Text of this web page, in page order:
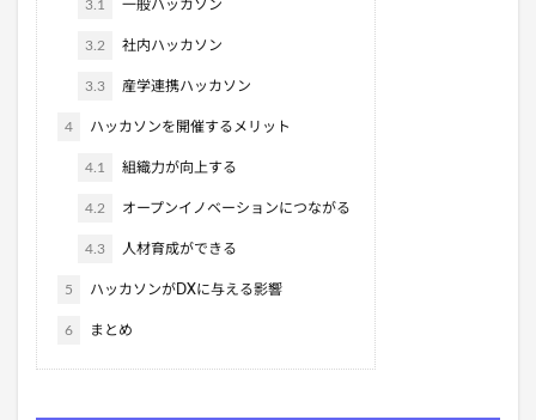
3.1 一般ハッカソン
3.2 社内ハッカソン
3.3 産学連携ハッカソン
4 ハッカソンを開催するメリット
4.1 組織力が向上する
4.2 オープンイノベーションにつながる
4.3 人材育成ができる
5 ハッカソンがDXに与える影響
6 まとめ